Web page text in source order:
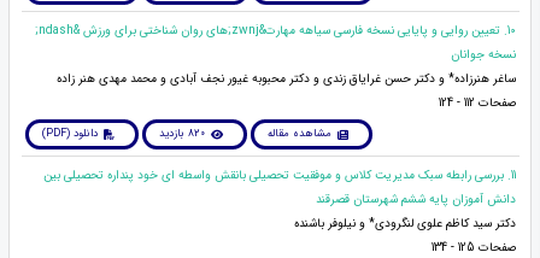
10. تعیین روایی و پایایی نسخه فارسی سیاهه مهارت&zwnj;های روان شناختی برای ورزش &ndash;
نسخه جوانان
ساغر هنرزاده* و دکتر حسن غرایاق زندی و دکتر محبوبه غیور نجف آبادی و محمد مهدی هنر زاده
صفحات 112 - 124
مشاهده مقاله 820 بازدید دانلود (PDF)
11. بررسی رابطه سبک مدیریت کلاس و موفقیت تحصیلی بانقش واسطه ای خود پنداره تحصیلی بین
دانش آموزان پایه ششم شهرستان قصرقند
دکتر سید کاظم علوی لنگرودی* و نیلوفر باشنده
صفحات 125 - 134